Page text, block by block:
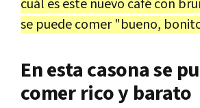
cuál es este nuevo café con
se puede comer "bueno,
En esta casona se
comer rico y barato